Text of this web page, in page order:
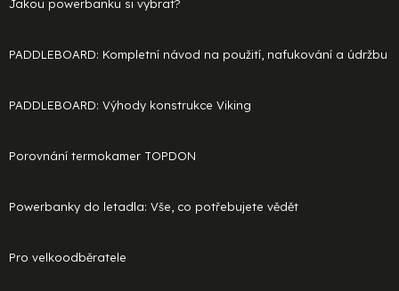
Jakou powerbanku si vybrat?
PADDLEBOARD: Kompletní návod na použití, nafukování a údržbu
PADDLEBOARD: Výhody konstrukce Viking
Porovnání termokamer TOPDON
Powerbanky do letadla: Vše, co potřebujete vědět
Pro velkoodběratele